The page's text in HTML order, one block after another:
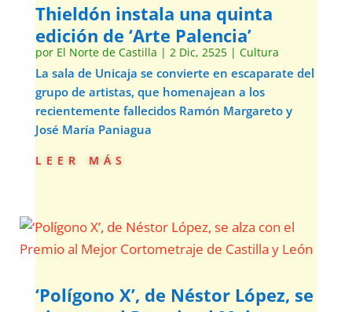
Thieldón instala una quinta
edición de ‘Arte Palencia’
por El Norte de Castilla | 2 Dic, 2525| Cultura
La sala de Unicaja se convierte en escaparate del
grupo de artistas, que homenajean a los
recientemente fallecidos Ramón Margareto y
José María Paniagua
leer más
‘Polígono X’, de Néstor López, se